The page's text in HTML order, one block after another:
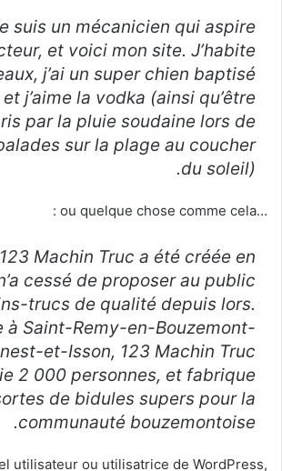
suis un mécanicien qui aspire
et voici mon site. J’habite
j’ai un super chien baptisé
j’aime la vodka (ainsi qu’être
par la pluie soudaine lors de
sur la plage au coucher
du soleil).
…ou quelque chose comme cela :
Machin Truc a été créée en
cessé de proposer au public
trucs de qualité depuis lors.
à Saint-Remy-en-Bouzemont-
et-Isson, 123 Machin Truc
2 000 personnes, et fabrique
de bidules supers pour la
communauté bouzemontoise.
utilisateur ou utilisatrice de WordPress,